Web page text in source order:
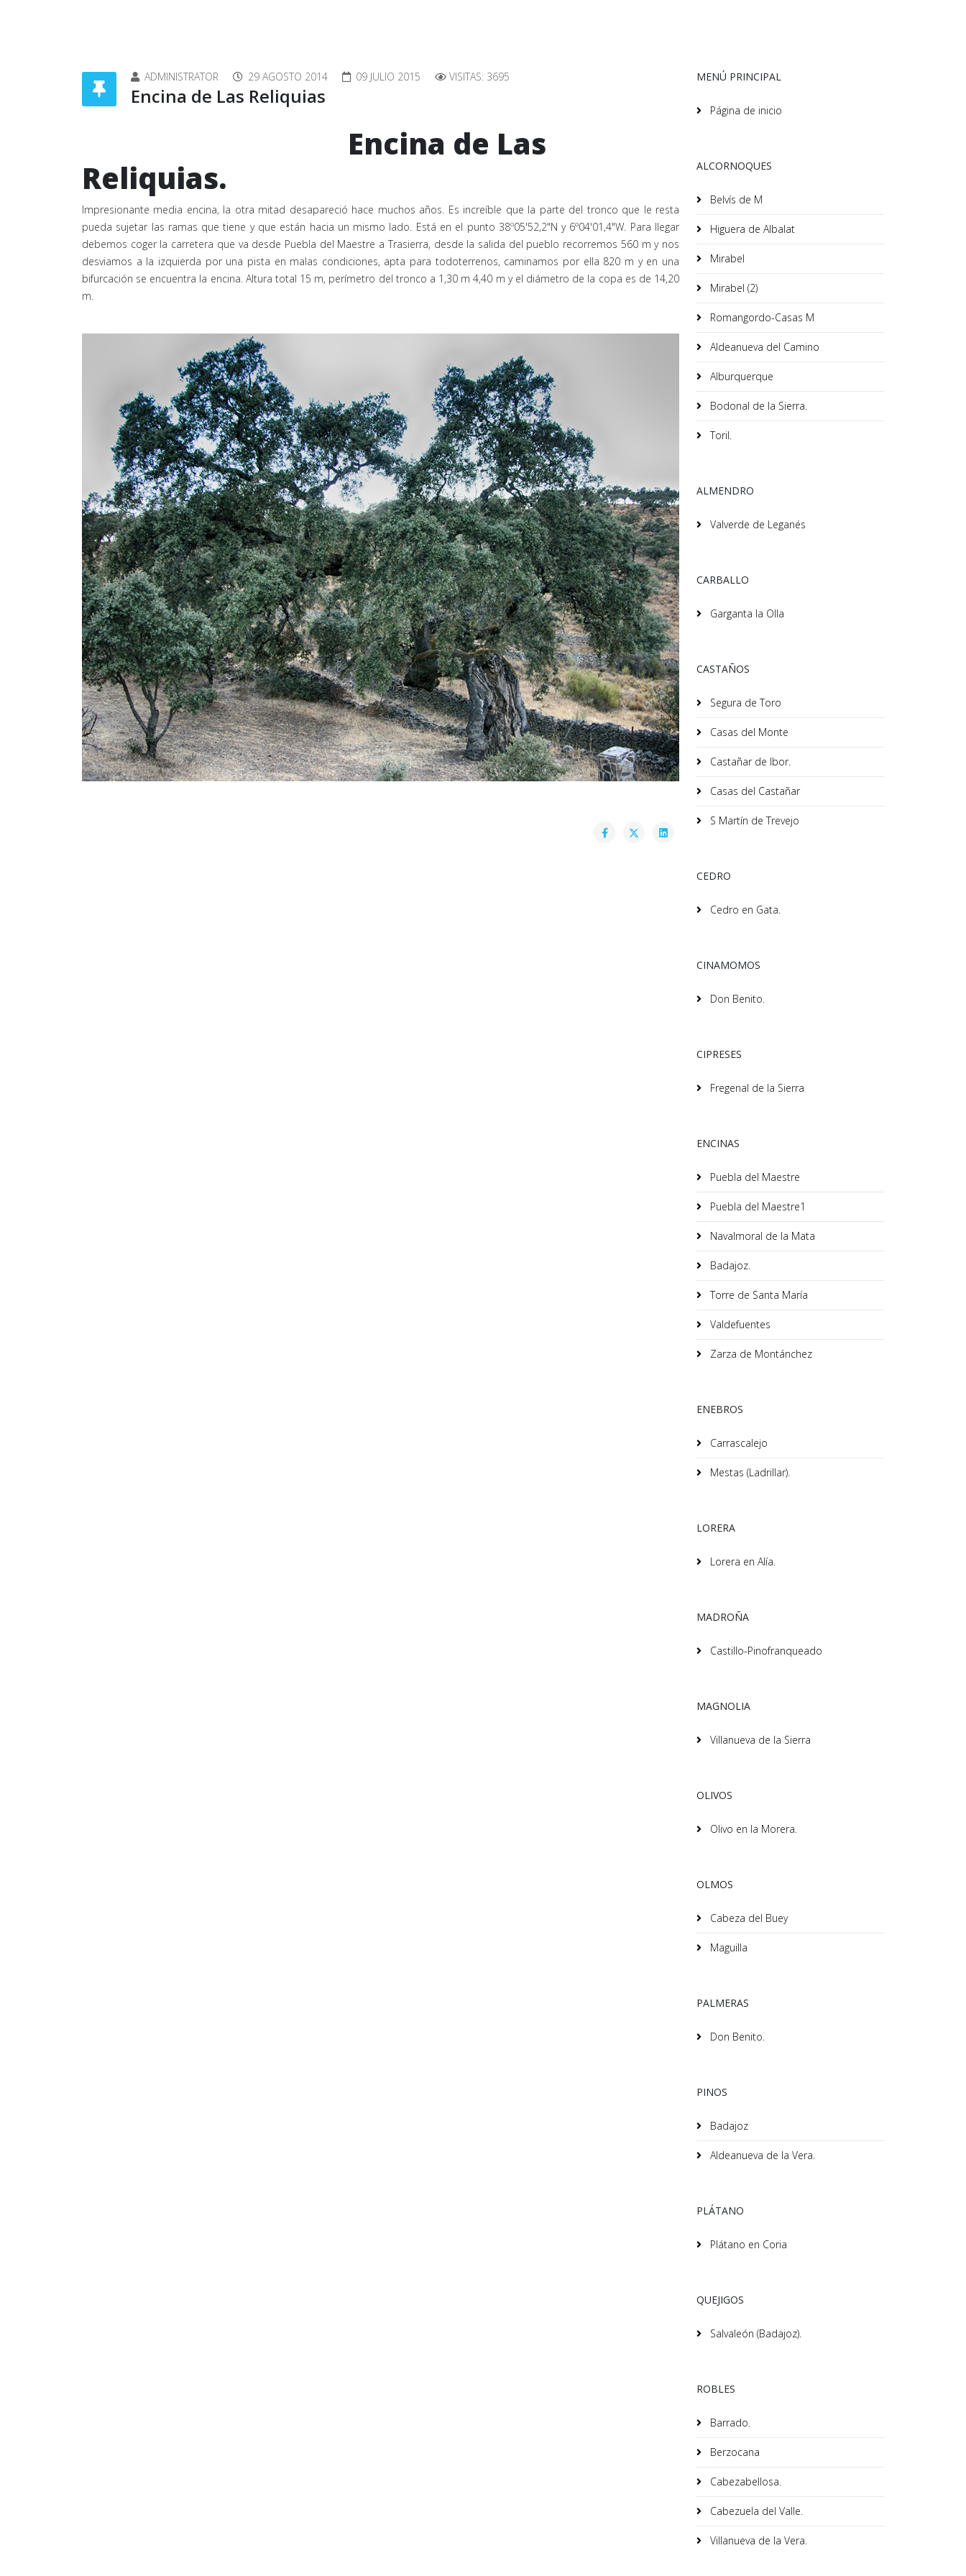
ADMINISTRATOR 29 AGOSTO 2014 09 JULIO 2015 VISITAS: 3695
Encina de Las Reliquias
Encina de Las
Reliquias.
Impresionante media encina, la otra mitad desapareció hace muchos años. Es increíble que la parte del tronco que le resta
pueda sujetar las ramas que tiene y que están hacia un mismo lado. Está en el punto 38º05'52,2"N y 6º04'01,4"W. Para llegar
debemos coger la carretera que va desde Puebla del Maestre a Trasierra, desde la salida del pueblo recorremos 560 m y nos
desviamos a la izquierda por una pista en malas condiciones, apta para todoterrenos, caminamos por ella 820 m y en una
bifurcación se encuentra la encina. Altura total 15 m, perímetro del tronco a 1,30 m 4,40 m y el diámetro de la copa es de 14,20
m.
MENÚ PRINCIPAL
Página de inicio
ALCORNOQUES
Belvís de M
Higuera de Albalat
Mirabel
Mirabel (2)
Romangordo-Casas M
Aldeanueva del Camino
Alburquerque
Bodonal de la Sierra.
Toril.
ALMENDRO
Valverde de Leganés
CARBALLO
Garganta la Olla
CASTAÑOS
Segura de Toro
Casas del Monte
Castañar de Ibor.
Casas del Castañar
S Martín de Trevejo
CEDRO
Cedro en Gata.
CINAMOMOS
Don Benito.
CIPRESES
Fregenal de la Sierra
ENCINAS
Puebla del Maestre
Puebla del Maestre1
Navalmoral de la Mata
Badajoz.
Torre de Santa María
Valdefuentes
Zarza de Montánchez
ENEBROS
Carrascalejo
Mestas (Ladrillar).
LORERA
Lorera en Alía.
MADROÑA
Castillo-Pinofranqueado
MAGNOLIA
Villanueva de la Sierra
OLIVOS
Olivo en la Morera.
OLMOS
Cabeza del Buey
Maguilla
PALMERAS
Don Benito.
PINOS
Badajoz
Aldeanueva de la Vera.
PLÁTANO
Plátano en Coria
QUEJIGOS
Salvaleón (Badajoz).
ROBLES
Barrado.
Berzocana
Cabezabellosa.
Cabezuela del Valle.
Villanueva de la Vera.